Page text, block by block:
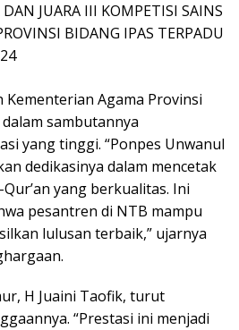
DAN JUARA III KOMPETISI SAINS
BIDANG IPAS TERPADU
Kementerian Agama Provinsi
sambutannya
yang tinggi. “Ponpes Unwanul
dedikasinya dalam mencetak
yang berkualitas. Ini
pesantren di NTB mampu
lulusan terbaik,” ujarnya
H Juaini Taofik, turut
“Prestasi ini menjadi